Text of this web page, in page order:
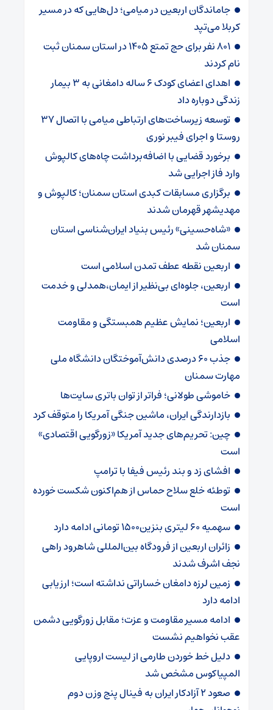
جاماندگان اربعین در میامی؛ دل‌هایی که در مسیر
کربلا می‌تپد
۸۰۱ نفر برای حج تمتع ۱۴۰۵ در استان سمنان ثبت
نام کردند
اهدای اعضای کودک ۶ ساله دامغانی به ۳ بیمار
زندگی دوباره داد
توسعه زیرساخت‌های ارتباطی میامی با اتصال ۳۷
روستا و اجرای فیبر نوری
برخورد قضایی با اضافه‌برداشت چاه‌های کالپوش
وارد فاز اجرایی شد
برگزاری مسابقات کبدی استان سمنان؛ کالپوش و
مهدیشهر قهرمان شدند
«شاه‌حسینی» رئیس بنیاد ایران‌شناسی استان
سمنان شد
اربعین نقطه عطف تمدن اسلامی است
اربعین، جلوه‌ای بی‌نظیر از ایمان،همدلی و خدمت
است
اربعین؛ نمایش عظیم همبستگی و مقاومت
اسلامی
جذب ۶۰ درصدی دانش‌آموختگان دانشگاه ملی
مهارت سمنان
خاموشی طولانی؛ فراتر از توان باتری سایت‌ها
بازدارندگی ایران، ماشین جنگی آمریکا را متوقف کرد
چین: تحریم‌های جدید آمریکا «زورگویی اقتصادی»
است
افشای زد و بند رئیس فیفا با ترامپ
توطئه خلع سلاح حماس از هم‌اکنون شکست خورده
است
سهمیه ۶۰ لیتری بنزین۱۵۰۰ تومانی ادامه دارد
زائران اربعین از فرودگاه بین‌المللی شاهرود راهی
نجف اشرف شدند
زمین لرزه دامغان خساراتی نداشته است؛ ارزیابی
ادامه دارد
ادامه مسیر مقاومت و عزت؛ مقابل زورگویی دشمن
عقب نخواهیم نشست
دلیل خط خوردن طارمی از لیست اروپایی
المپیاکوس مشخص شد
صعود ۲ آزادکار ایران به فینال پنج وزن دوم